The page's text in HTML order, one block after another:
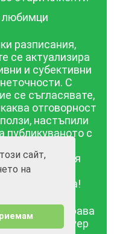
сайт,
на
любимци
разписания,
се актуализира
и субективни
С
се съгласявате,
отговорност
настъпили
публикуваното с
се предоставя
за
Всички права
и софтуер